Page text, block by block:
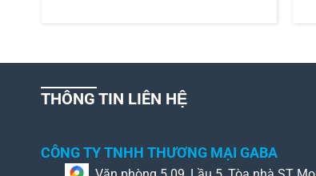
THÔNG TIN LIÊN HỆ
CÔNG TY TNHH THƯƠNG MẠI GABA